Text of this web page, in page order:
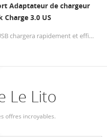
Adaptateur de chargeur
3.0 US
100V - 240V, LITO Chargeur mural USB chargera rapidement et efficacement, détectera automatiquement vos appareils pour fournir une vitesse de charge optimale, et offrira une vitesse de charge rapide à votre téléphone cellulaire pour gagner plus de temps.
Le Lito
offres incroyables.